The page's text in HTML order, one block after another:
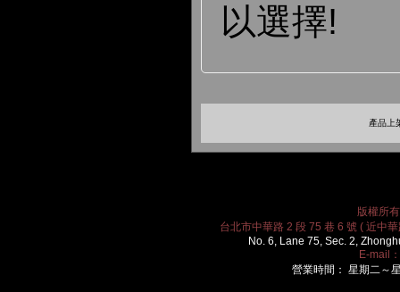
以選擇!
產品上
版權所
台北市中華路 2 段 75 巷 6 號 ( 近中
No. 6, Lane 75, Sec. 2,
E-mail：
營業時間： 星期二～